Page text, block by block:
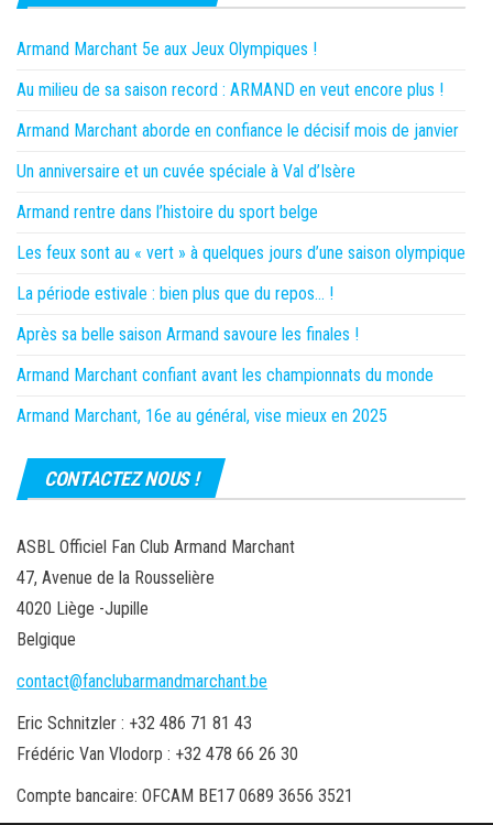
Armand Marchant 5e aux Jeux Olympiques !
Au milieu de sa saison record : ARMAND en veut encore plus !
Armand Marchant aborde en confiance le décisif mois de janvier
Un anniversaire et un cuvée spéciale à Val d’Isère
Armand rentre dans l’histoire du sport belge
Les feux sont au « vert » à quelques jours d’une saison olympique
La période estivale : bien plus que du repos… !
Après sa belle saison Armand savoure les finales !
Armand Marchant confiant avant les championnats du monde
Armand Marchant, 16e au général, vise mieux en 2025
CONTACTEZ NOUS !
ASBL Officiel Fan Club Armand Marchant
47, Avenue de la Rousselière
4020 Liège -Jupille
Belgique
contact@fanclubarmandmarchant.be
Eric Schnitzler : +32 486 71 81 43
Frédéric Van Vlodorp : +32 478 66 26 30
Compte bancaire: OFCAM BE17 0689 3656 3521